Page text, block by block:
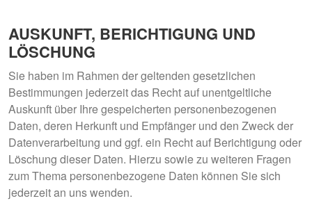
AUSKUNFT, BERICHTIGUNG UND
LÖSCHUNG
Sie haben im Rahmen der geltenden gesetzlichen
Bestimmungen jederzeit das Recht auf unentgeltliche
Auskunft über Ihre gespeicherten personenbezogenen
Daten, deren Herkunft und Empfänger und den Zweck der
Datenverarbeitung und ggf. ein Recht auf Berichtigung oder
Löschung dieser Daten. Hierzu sowie zu weiteren Fragen
zum Thema personenbezogene Daten können Sie sich
jederzeit an uns wenden.